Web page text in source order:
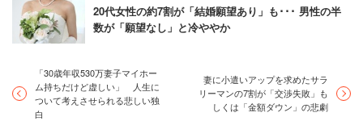
20代女性の約7割が「結婚願望あり」も･･･ 男性の半
数が「願望なし」と冷ややか
「30歳年収530万妻子マイホー
ム持ちだけど虚しい」 人生に
ついて考えさせられる悲しい独
白
妻に小遣いアップを求めたサラ
リーマンの7割が「交渉失敗」も
しくは「金額ダウン」の悲劇